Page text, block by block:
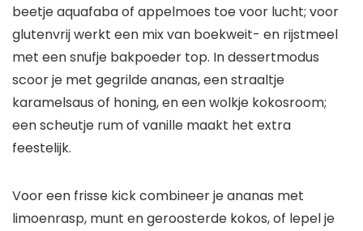
beetje aquafaba of appelmoes toe voor lucht; voor
glutenvrij werkt een mix van boekweit- en rijstmeel
met een snufje bakpoeder top. In dessertmodus
scoor je met gegrilde ananas, een straaltje
karamelsaus of honing, en een wolkje kokosroom;
een scheutje rum of vanille maakt het extra
feestelijk.
Voor een frisse kick combineer je ananas met
limoenrasp, munt en geroosterde kokos, of lepel je